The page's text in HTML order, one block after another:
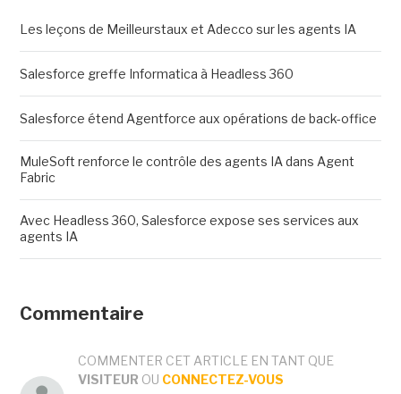
Les leçons de Meilleurstaux et Adecco sur les agents IA
Salesforce greffe Informatica à Headless 360
Salesforce étend Agentforce aux opérations de back-office
MuleSoft renforce le contrôle des agents IA dans Agent
Fabric
Avec Headless 360, Salesforce expose ses services aux
agents IA
Commentaire
COMMENTER CET ARTICLE EN TANT QUE
VISITEUR OU CONNECTEZ-VOUS